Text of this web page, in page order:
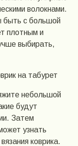
волокнами.
быть с большой
плотным и
выбирать,
небольшой
будут
Затем
узнать
коврика.